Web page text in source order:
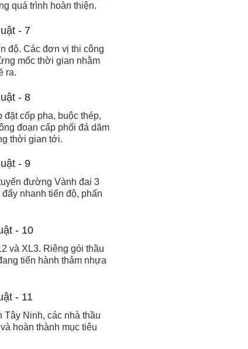
quá trình hoàn thiện.
độ. Các đơn vị thi công
mốc thời gian nhằm
ra.
cốp pha, buộc thép,
đoạn cấp phối đá dăm
thời gian tới.
đường Vành đai 3
nhanh tiến độ, phấn
và XL3. Riêng gói thầu
tiến hành thảm nhựa
Tây Ninh, các nhà thầu
hoàn thành mục tiêu